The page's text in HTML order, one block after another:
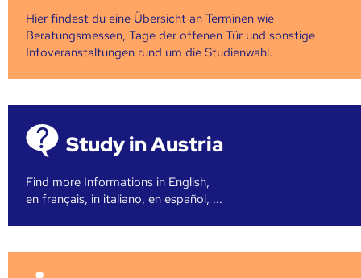
Hier findest du eine Übersicht an Terminen wie
Beratungsmessen, Tage der offenen Tür und sonstige
Infoveranstaltungen rund um die Studienwahl.
Study in Austria
Find more Informations in English,
en français, in italiano, en español, ...